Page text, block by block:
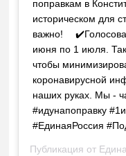
поправкам в
историческом для
важно! ⠀
июня по 1 июля.
чтобы
коронавирусной
наших руках. Мы -
#идунапоправку
#ЕдинаяРоссия
Публикация от